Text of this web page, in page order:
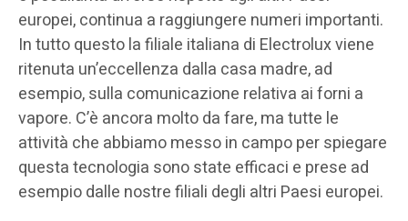
europei, continua a raggiungere numeri importanti.
In tutto questo la filiale italiana di Electrolux viene
ritenuta un’eccellenza dalla casa madre, ad
esempio, sulla comunicazione relativa ai forni a
vapore. C’è ancora molto da fare, ma tutte le
attività che abbiamo messo in campo per spiegare
questa tecnologia sono state efficaci e prese ad
esempio dalle nostre filiali degli altri Paesi europei.